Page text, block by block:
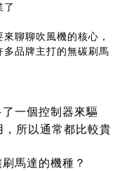
了
聊聊吹風機的核心，
品牌主打的無碳刷馬
一個控制器來驅
所以通常都比較貴
刷馬達的機種？